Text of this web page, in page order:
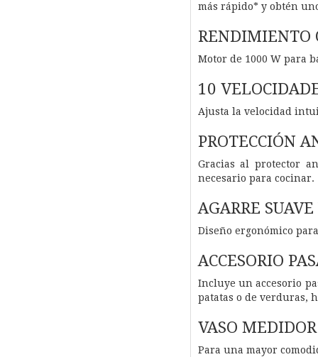
más rápido* y obtén
RENDIMIENTO
Motor de 1000 W para
10
Ajusta la velocidad
PROTECCIÓN
Gracias al protector
necesario para cocinar.
AGARRE
Diseño ergonómico
ACCESORIO
Incluye un accesorio
patatas o de verduras,
VASO
Para una mayor